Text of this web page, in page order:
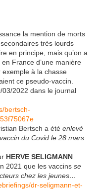
la mention de morts
très lourds
en principe, mais qu’on a
France d’une manière
exemple à la chasse
ce pseudo-vaccin.
2022 dans le journal
bertsch-
Bertsch a été enlevé
du Covid le 28 mars
HERVE SELIGMANN
2021 que les vaccins se
chez les jeunes…
dr-seligmann-et-